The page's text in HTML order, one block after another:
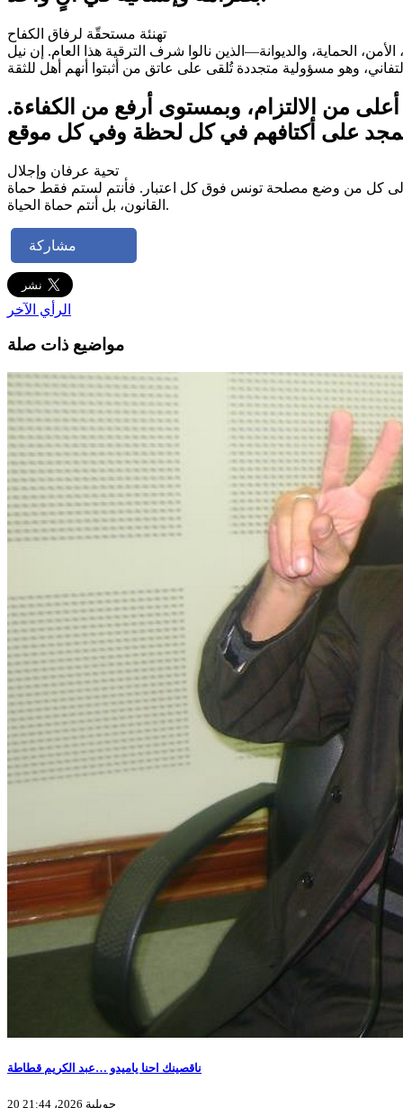
تهنئة مستحقّة لرفاق الكفاح
الحماية، والديوانة—الذين نالوا شرف الترقية هذا العام. إن نيل
من الالتزام، وبمستوى أرفع من الكفاءة.
تحية عرفان وإجلال
وإلى كل من وضع مصلحة تونس فوق كل اعتبار. فأنتم لستم فقط حماة
القانون، بل أنتم حماة الحياة.
مشاركة
الرأي الآخر
مواضيع ذات صلة
ناقصينك احنا ياميدو …عبد الكريم قطاطة
20 جويلية 2026، 21:44